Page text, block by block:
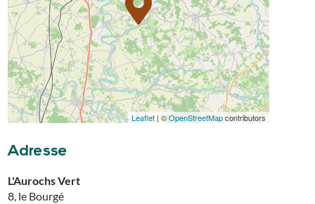
Leaflet| ©OpenStreetMapcontributors
Adresse
L'Aurochs Vert
8, le Bourgé